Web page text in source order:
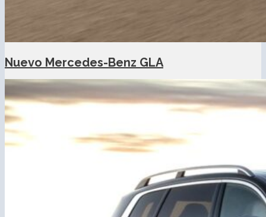
Nuevo Mercedes-Benz GLA